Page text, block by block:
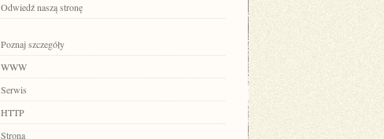
Odwiedź naszą stronę
Poznaj szczegóły
WWW
Serwis
HTTP
Strona